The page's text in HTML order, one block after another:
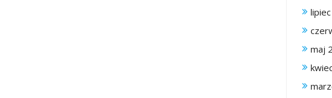
maj